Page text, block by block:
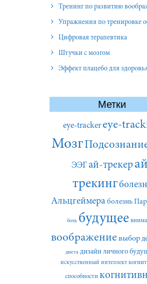
Тренинг по развитию
Упражнения по тренировке
Цифровая терапевтика
Штучки с мозгом
Эффект плацебо для здоровья, успеха и
Метки
eye-tracker eye-
Мозг
ЭЭГай-трекер
трекинг
Альцгеймера болезнь
боль будущее
воображение выбор
диета дизайн личного
искусственный интеллект
способности